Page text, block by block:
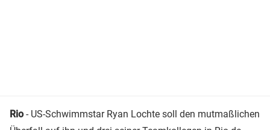
Rio - US-Schwimmstar Ryan Lochte soll den mutmaßlichen